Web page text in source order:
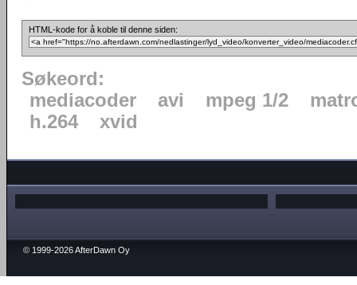
HTML-kode for å koble til denne siden:
Søkeord:
mediacoder
avi mpeg 1/2
h.264
xvid
© 1999-2026 AfterDawn Oy